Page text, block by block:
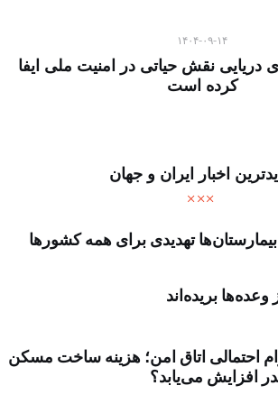
۱۴۰۴-۰۹-۱۴
دریایی نقش حیاتی در امنیت ملی ایفا
کرده است
اخبار ایران و جهان
تهدیدی برای همه کشورها
وعده‌ها بریده‌اند
احتمالی اتاق امن؛ هزینه ساخت مسکن
افزایش می‌یابد؟